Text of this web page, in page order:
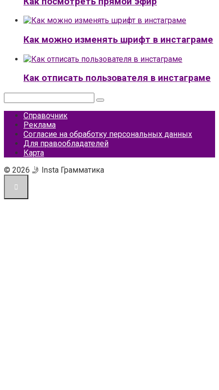
Как можно изменять шрифт в инстаграме
Как отписать пользователя в инстаграме
Справочник
Реклама
Согласие на обработку персональных данных
Для правообладателей
Карта
© 2026 🤳 Insta Грамматика